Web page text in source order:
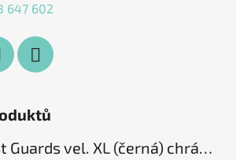
647 602
REKD Pro Wrist Guards vel. XL (černá) chrániče zápěstí